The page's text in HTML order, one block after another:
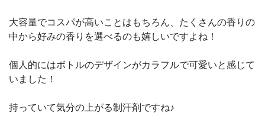
大容量でコスパが高いことはもちろん、たくさんの香りの
中から好みの香りを選べるのも嬉しいですよね！
個人的にはボトルのデザインがカラフルで可愛いと感じて
いました！
持っていて気分の上がる制汗剤ですね♪